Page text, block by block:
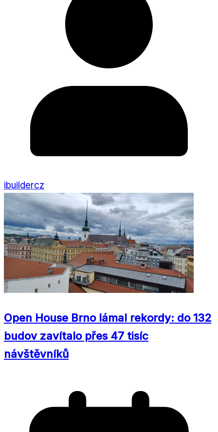
ibuildercz
Open House Brno lámal rekordy: do 132
budov zavítalo přes 47 tisíc
návštěvníků